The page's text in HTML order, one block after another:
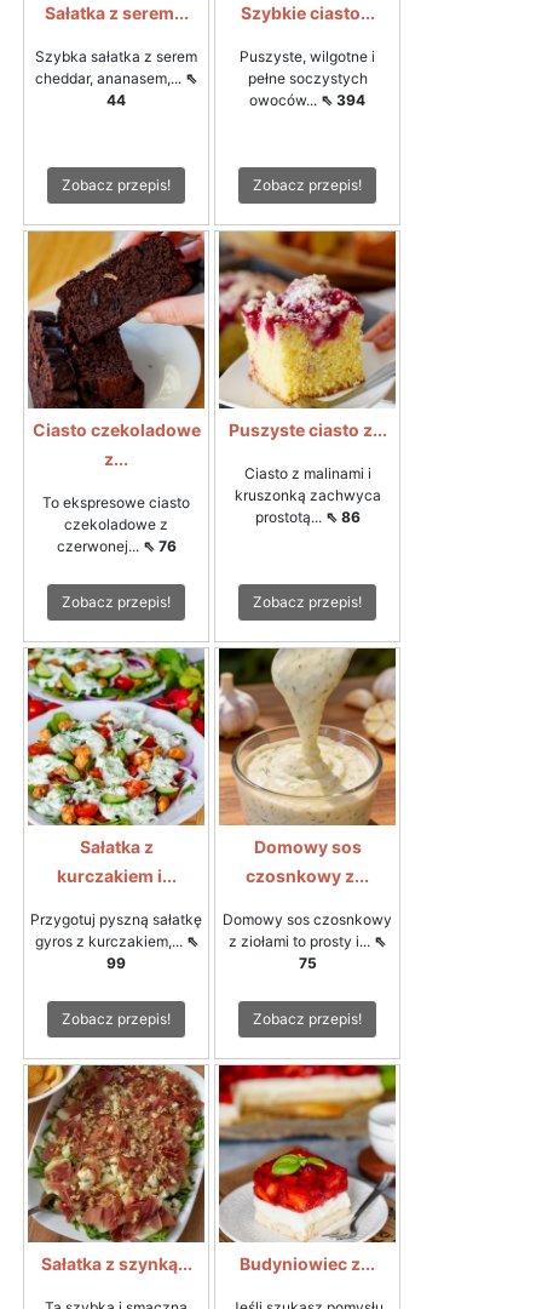
Sałatka z serem...
Szybka sałatka z serem
cheddar, ananasem,... ⇖
44
Zobacz przepis!
Szybkie ciasto...
Puszyste, wilgotne i
pełne soczystych
owoców... ⇖ 394
Zobacz przepis!
Ciasto czekoladowe
z...
To ekspresowe ciasto
czekoladowe z
czerwonej... ⇖ 76
Zobacz przepis!
Puszyste ciasto z...
Ciasto z malinami i
kruszonką zachwyca
prostotą... ⇖ 86
Zobacz przepis!
Sałatka z
kurczakiem i...
Przygotuj pyszną sałatkę
gyros z kurczakiem,... ⇖
99
Zobacz przepis!
Domowy sos
czosnkowy z...
Domowy sos czosnkowy
z ziołami to prosty i... ⇖
75
Zobacz przepis!
Sałatka z szynką... Budyniowiec z...